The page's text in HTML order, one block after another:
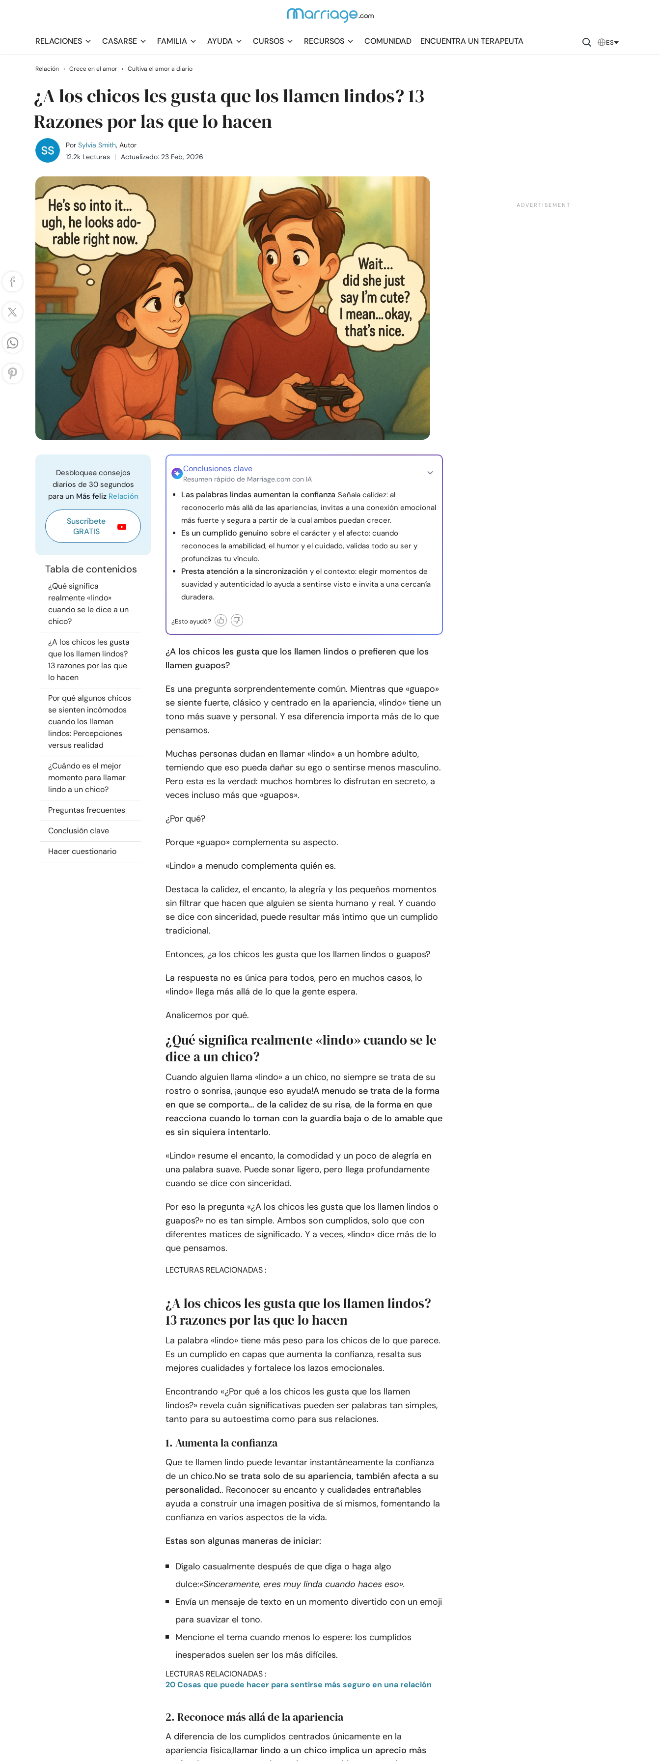
RELACIONES CASARSE FAMILIA AYUDA CURSOS RECURSOS COMUNIDAD ENCUENTRA UN TERAPEUTA ES
Relación › Crece en el amor › Cultiva el amor a diario
¿A los chicos les gusta que los llamen lindos? 13
Razones por las que lo hacen
Por Sylvia Smith, Autor
12.2k Lecturas
Actualizado: 23 Feb, 2026
Desbloquea consejos
diarios de 30 segundos
para un Más feliz Relación
Suscríbete
GRATIS
Tabla de contenidos
¿Qué significa
realmente «lindo»
cuando se le dice a un
chico?
¿A los chicos les gusta
que los llamen lindos?
13 razones por las que
lo hacen
Por qué algunos chicos
se sienten incómodos
cuando los llaman
lindos: Percepciones
versus realidad
¿Cuándo es el mejor
momento para llamar
lindo a un chico?
Preguntas frecuentes
Conclusión clave
Hacer cuestionario
Conclusiones clave
Resumen rápido de Marriage.com con IA
Las palabras lindas aumentan la confianza Señala calidez: al
reconocerlo más allá de las apariencias, invitas a una conexión emocional
más fuerte y segura a partir de la cual ambos puedan crecer.
Es un cumplido genuino sobre el carácter y el afecto: cuando
reconoces la amabilidad, el humor y el cuidado, validas todo su ser y
profundizas tu vínculo.
Presta atención a la sincronización y el contexto: elegir momentos de
suavidad y autenticidad lo ayuda a sentirse visto e invita a una cercanía
duradera.
¿Esto ayudó?
¿A los chicos les gusta que los llamen lindos o prefieren que los
llamen guapos?
Es una pregunta sorprendentemente común. Mientras que «guapo»
se siente fuerte, clásico y centrado en la apariencia, «lindo» tiene un
tono más suave y personal. Y esa diferencia importa más de lo que
pensamos.
Muchas personas dudan en llamar «lindo» a un hombre adulto,
temiendo que eso pueda dañar su ego o sentirse menos masculino.
Pero esta es la verdad: muchos hombres lo disfrutan en secreto, a
veces incluso más que «guapos».
¿Por qué?
Porque «guapo» complementa su aspecto.
«Lindo» a menudo complementa quién es.
Destaca la calidez, el encanto, la alegría y los pequeños momentos
sin filtrar que hacen que alguien se sienta humano y real. Y cuando
se dice con sinceridad, puede resultar más íntimo que un cumplido
tradicional.
Entonces, ¿a los chicos les gusta que los llamen lindos o guapos?
La respuesta no es única para todos, pero en muchos casos, lo
«lindo» llega más allá de lo que la gente espera.
Analicemos por qué.
¿Qué significa realmente «lindo» cuando se le
dice a un chico?
Cuando alguien llama «lindo» a un chico, no siempre se trata de su
rostro o sonrisa, ¡aunque eso ayuda!A menudo se trata de la forma
en que se comporta… de la calidez de su risa, de la forma en que
reacciona cuando lo toman con la guardia baja o de lo amable que
es sin siquiera intentarlo.
«Lindo» resume el encanto, la comodidad y un poco de alegría en
una palabra suave. Puede sonar ligero, pero llega profundamente
cuando se dice con sinceridad.
Por eso la pregunta «¿A los chicos les gusta que los llamen lindos o
guapos?» no es tan simple. Ambos son cumplidos, solo que con
diferentes matices de significado. Y a veces, «lindo» dice más de lo
que pensamos.
LECTURAS RELACIONADAS :
¿A los chicos les gusta que los llamen lindos?
13 razones por las que lo hacen
La palabra «lindo» tiene más peso para los chicos de lo que parece.
Es un cumplido en capas que aumenta la confianza, resalta sus
mejores cualidades y fortalece los lazos emocionales.
Encontrando «¿Por qué a los chicos les gusta que los llamen
lindos?» revela cuán significativas pueden ser palabras tan simples,
tanto para su autoestima como para sus relaciones.
1. Aumenta la confianza
Que te llamen lindo puede levantar instantáneamente la confianza
de un chico.No se trata solo de su apariencia, también afecta a su
personalidad.. Reconocer su encanto y cualidades entrañables
ayuda a construir una imagen positiva de sí mismos, fomentando la
confianza en varios aspectos de la vida.
Estas son algunas maneras de iniciar:
Dígalo casualmente después de que diga o haga algo
dulce:«Sinceramente, eres muy linda cuando haces eso».
Envía un mensaje de texto en un momento divertido con un emoji
para suavizar el tono.
Mencione el tema cuando menos lo espere: los cumplidos
inesperados suelen ser los más difíciles.
LECTURAS RELACIONADAS :
20 Cosas que puede hacer para sentirse más seguro en una relación
2. Reconoce más allá de la apariencia
A diferencia de los cumplidos centrados únicamente en la
apariencia física,llamar lindo a un chico implica un aprecio más